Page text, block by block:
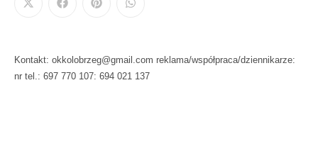
Kontakt: okkolobrzeg@gmail.com reklama/współpraca/dziennikarze:
nr tel.: 697 770 107: 694 021 137